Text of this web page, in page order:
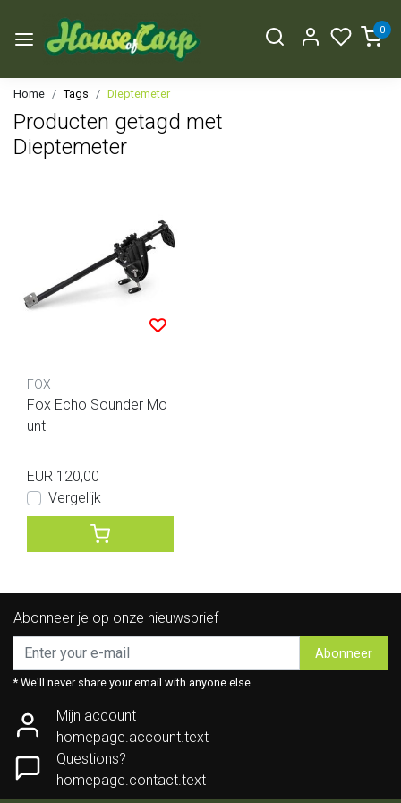
0
Home Tags Dieptemeter
Producten getagd met
Dieptemeter
FOX
Fox Echo Sounder Mo
unt
EUR 120,00
Vergelijk
Abonneer je op onze nieuwsbrief
Abonneer
* We'll never share your email with anyone else.
Mijn account
homepage.account.text
Questions?
homepage.contact.text